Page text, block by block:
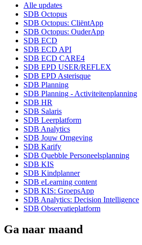
Alle updates
SDB Octopus
SDB Octopus: CliëntApp
SDB Octopus: OuderApp
SDB ECD
SDB ECD API
SDB ECD CARE4
SDB EPD USER/REFLEX
SDB EPD Asterisque
SDB Planning
SDB Planning - Activiteitenplanning
SDB HR
SDB Salaris
SDB Leerplatform
SDB Analytics
SDB Jouw Omgeving
SDB Karify
SDB Quebble Personeelsplanning
SDB KIS
SDB Kindplanner
SDB eLearning content
SDB KIS: GroepsApp
SDB Analytics: Decision Intelligence
SDB Observatieplatform
Ga naar maand